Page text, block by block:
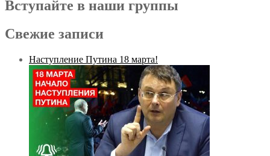
Вступайте в наши группы
Свежие записи
Наступление Путина 18 марта!